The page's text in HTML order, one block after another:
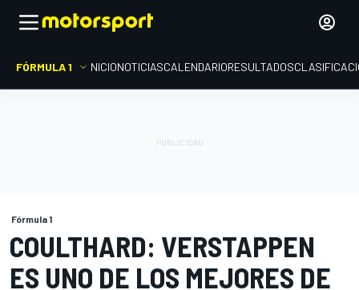
FÓRMULA 1 INICIONOTICIASCALENDARIORESULTADOS
Fórmula 1
COULTHARD: VERSTAPPEN
ES UNO DE LOS MEJORES DE